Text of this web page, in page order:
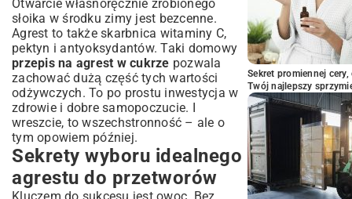
Otwarcie własnoręcznie zrobionego
słoika w środku zimy jest bezcenne.
Agrest to także skarbnica witaminy C,
pektyn i antyoksydantów. Taki domowy
przepis na agrest w cukrze pozwala
zachować dużą część tych wartości
odżywczych. To po prostu inwestycja w
zdrowie i dobre samopoczucie. I
wreszcie, to wszechstronność – ale o
tym opowiem później.
Sekrety wyboru idealnego
agrestu do przetworów
Sekret promiennej
Twój najlepszy